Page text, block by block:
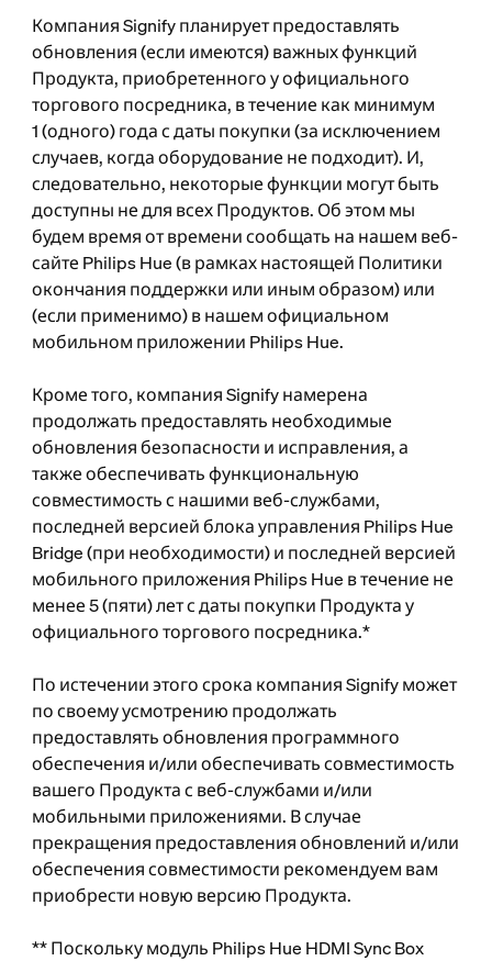
Компания Signify планирует предоставлять
обновления (если имеются) важных функций
Продукта, приобретенного у официального
торгового посредника, в течение как минимум
1 (одного) года с даты покупки (за исключением
случаев, когда оборудование не подходит). И,
следовательно, некоторые функции могут быть
доступны не для всех Продуктов. Об этом мы
будем время от времени сообщать на нашем веб-
сайте Philips Hue (в рамках настоящей Политики
окончания поддержки или иным образом) или
(если применимо) в нашем официальном
мобильном приложении Philips Hue.
Кроме того, компания Signify намерена
продолжать предоставлять необходимые
обновления безопасности и исправления, а
также обеспечивать функциональную
совместимость с нашими веб-службами,
последней версией блока управления Philips Hue
Bridge (при необходимости) и последней версией
мобильного приложения Philips Hue в течение не
менее 5 (пяти) лет с даты покупки Продукта у
официального торгового посредника.*
По истечении этого срока компания Signify может
по своему усмотрению продолжать
предоставлять обновления программного
обеспечения и/или обеспечивать совместимость
вашего Продукта с веб-службами и/или
мобильными приложениями. В случае
прекращения предоставления обновлений и/или
обеспечения совместимости рекомендуем вам
приобрести новую версию Продукта.
** Поскольку модуль Philips Hue HDMI Sync Box